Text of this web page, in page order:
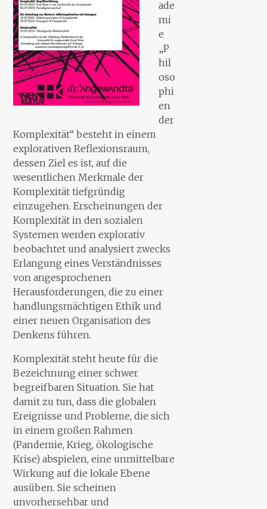
ade
mi
e
„P
hil
oso
phi
en
der
Komplexität“ besteht in einem
explorativen Reflexionsraum,
dessen Ziel es ist, auf die
wesentlichen Merkmale der
Komplexität tiefgründig
einzugehen. Erscheinungen der
Komplexität in den sozialen
Systemen werden explorativ
beobachtet und analysiert zwecks
Erlangung eines Verständnisses
von angesprochenen
Herausforderungen, die zu einer
handlungsmächtigen Ethik und
einer neuen Organisation des
Denkens führen.
Komplexität steht heute für die
Bezeichnung einer schwer
begreifbaren Situation. Sie hat
damit zu tun, dass die globalen
Ereignisse und Probleme, die sich
in einem großen Rahmen
(Pandemie, Krieg, ökologische
Krise) abspielen, eine unmittelbare
Wirkung auf die lokale Ebene
ausüben. Sie scheinen
unvorhersehbar und